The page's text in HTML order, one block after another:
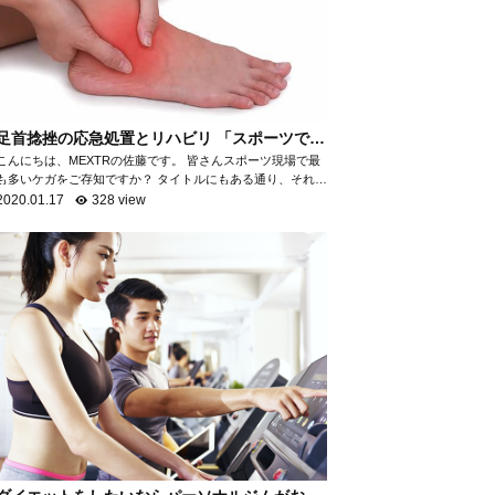
首捻挫の応急処置とリハビリ 「スポーツで最
多いケガ」
んにちは、MEXTRの佐藤です。 皆さんスポーツ現場で最
多いケガをご存知ですか？ タイトルにもある通り、それが
首の捻挫」です。 「足首の捻挫」は、スポーツ現場だけ328 view